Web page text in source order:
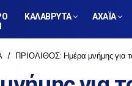
ΚΑΛΑΒΡΥΤΑ ΑΧΑΪΑ
ΠΡΙΟΛΙΘΟΣ: Ημέρα μνήμης για τους